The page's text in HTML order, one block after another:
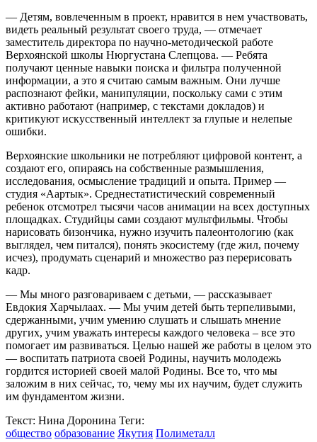
— Детям, вовлеченным в проект, нравится в нем участвовать,
видеть реальный результат своего труда, — отмечает
заместитель директора по научно-методической работе
Верхоянской школы Нюргустана Слепцова. — Ребята
получают ценные навыки поиска и фильтра полученной
информации, а это я считаю самым важным. Они лучше
распознают фейки, манипуляции, поскольку сами с этим
активно работают (например, с текстами докладов) и
критикуют искусственный интеллект за глупые и нелепые
ошибки.
Верхоянские школьники не потребляют цифровой контент, а
создают его, опираясь на собственные размышления,
исследования, осмысление традиций и опыта. Пример —
студия «Аартык». Среднестатистический современный
ребенок отсмотрел тысячи часов анимации на всех доступных
площадках. Студийцы сами создают мультфильмы. Чтобы
нарисовать бизончика, нужно изучить палеонтологию (как
выглядел, чем питался), понять экосистему (где жил, почему
исчез), продумать сценарий и множество раз перерисовать
кадр.
— Мы много разговариваем с детьми, — рассказывает
Евдокия Харчылаах. — Мы учим детей быть терпеливыми,
сдержанными, учим умению слушать и слышать мнение
других, учим уважать интересы каждого человека – все это
помогает им развиваться. Целью нашей же работы в целом это
— воспитать патриота своей Родины, научить молодежь
гордится историей своей малой Родины. Все то, что мы
заложим в них сейчас, то, чему мы их научим, будет служить
им фундаментом жизни.
Текст: Нина Доронина Теги:
общество образование Якутия Полиметалл